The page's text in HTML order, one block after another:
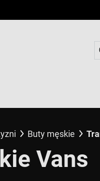
Buty męskie
Vans